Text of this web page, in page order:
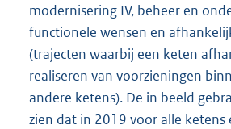
modernisering IV, beheer en
functionele wensen en
(trajecten waarbij een keten
realiseren van voorzieningen
andere ketens). De in beeld
zien dat in 2019 voor alle ketens